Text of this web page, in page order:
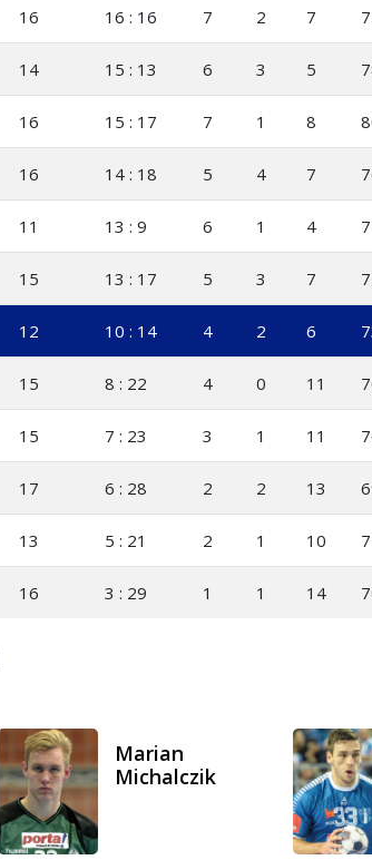
16 16 : 16 7 2 7
14 15 : 13 6 3 5
16 15 : 17 7 1 8
16 14 : 18 5 4 7
11 13 : 9 6 1 4
15 13 : 17 5 3 7
12 10 : 14 4 2 6
15 8 : 22 4 0 11
15 7 : 23 3 1 11
17 6 : 28 2 2 13
13 5 : 21 2 1 10
16 3 : 29 1 1 14
Marian
Michalczik